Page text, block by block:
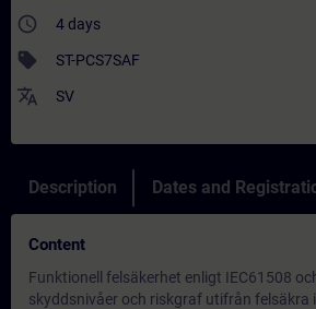
access_time 4 days
sell ST-PCS7SAF
translate SV
Description Dates and
Content
Funktionell felsäkerhet enligt IEC61508
skyddsnivåer och riskgraf utifrån felsäkra